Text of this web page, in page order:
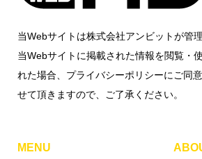
当Webサイトは株式会社アンビットが管
当Webサイトに掲載された情報を閲覧・
れた場合、プライバシーポリシーにご同
せて頂きますので、ご了承ください。
MENU